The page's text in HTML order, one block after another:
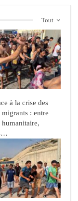
Tout
à la crise des
: entre
humanitaire,